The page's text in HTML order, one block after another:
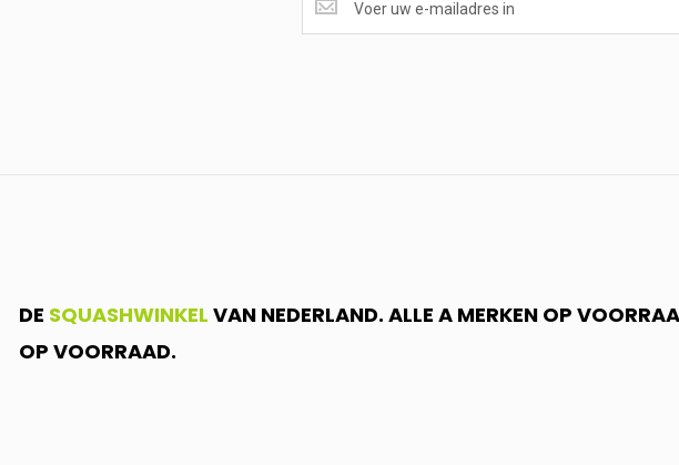
ONTVANGEN?
<br>SCHRIJF
DE SQUASHWINKEL VAN NEDERLAND. ALLE A MERKEN OP
OP VOORRAAD.